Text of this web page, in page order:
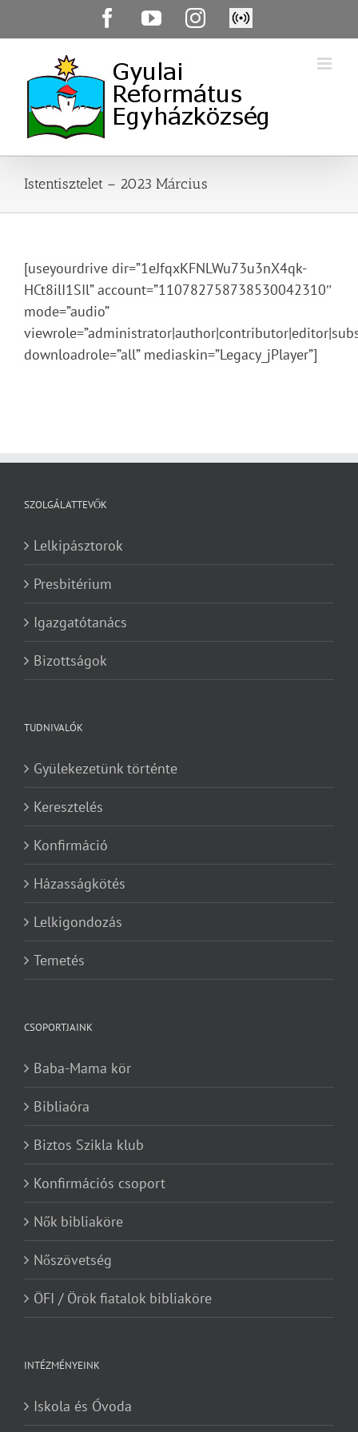
FacebookYouTubeInstagram
Élő
közvetítés
Istentisztelet – 2023 Március
[useyourdrive dir=”1eJfqxKFNLWu73u3nX4qk-
HCt8ilI1SIl” account=”110782758738530042310″
mode=”audio”
downloadrole=”all” mediaskin=”Legacy_jPlayer”]
SZOLGÁLATTEVŐK
Lelkipásztorok
Presbitérium
Igazgatótanács
Bizottságok
TUDNIVALÓK
Gyülekezetünk történte
Keresztelés
Konfirmáció
Házasságkötés
Lelkigondozás
Temetés
CSOPORTJAINK
Baba-Mama kör
Bibliaóra
Biztos Szikla klub
Konfirmációs csoport
Nők bibliaköre
Nőszövetség
ÖFI / Örök fiatalok bibliaköre
INTÉZMÉNYEINK
Iskola és Óvoda